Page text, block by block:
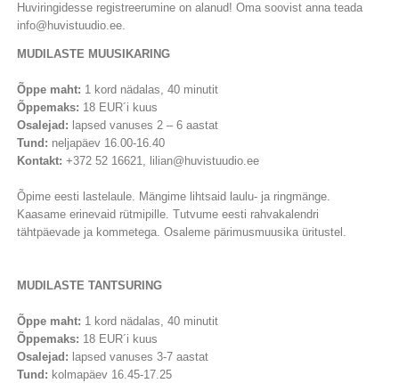
Huviringidesse registreerumine on alanud! Oma soovist anna teada
info@huvistuudio.ee.
MUDILASTE MUUSIKARING
Õppe maht: 1 kord nädalas, 40 minutit
Õppemaks: 18 EUR´i kuus
Osalejad: lapsed vanuses 2 – 6 aastat
Tund: neljapäev 16.00-16.40
Kontakt: +372 52 16621, lilian@huvistuudio.ee
Õpime eesti lastelaule. Mängime lihtsaid laulu- ja ringmänge.
Kaasame erinevaid rütmipille. Tutvume eesti rahvakalendri
tähtpäevade ja kommetega. Osaleme pärimusmuusika üritustel.
MUDILASTE TANTSURING
Õppe maht: 1 kord nädalas, 40 minutit
Õppemaks: 18 EUR´i kuus
Osalejad: lapsed vanuses 3-7 aastat
Tund: kolmapäev 16.45-17.25